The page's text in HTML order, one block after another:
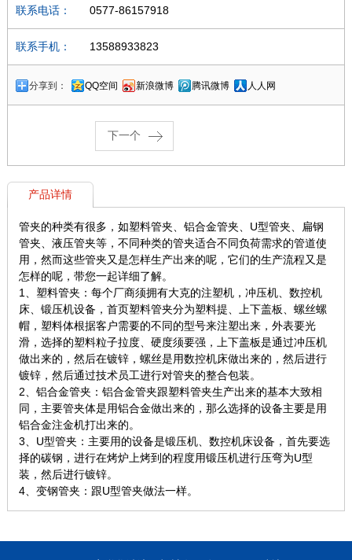
联系电话： 0577-86157918
联系手机： 13588933823
分享到： QQ空间 新浪微博 腾讯微博 人人网
下一个
产品详情
管夹的种类有很多，如塑料管夹、铝合金管夹、U型管夹、扁钢
管夹、液压管夹等，不同种类的管夹适合不同负荷需求的管道使
用，然而这些管夹又是怎样生产出来的呢，它们的生产流程又是
怎样的呢，带您一起详细了解。
1、塑料管夹：每个厂商须拥有大克的注塑机，冲压机、数控机
床、锻压机设备，首页塑料管夹分为塑料提、上下盖板、螺丝螺
帽，塑料体根据客户需要的不同的型号来注塑出来，外表要光
滑，选择的塑料粒子拉度、硬度须要强，上下盖板是通过冲压机
做出来的，然后在镀锌，螺丝是用数控机床做出来的，然后进行
镀锌，然后通过技术员工进行对管夹的整合包装。
2、铝合金管夹：铝合金管夹跟塑料管夹生产出来的基本大致相
同，主要管夹体是用铝合金做出来的，那么选择的设备主要是用
铝合金注金机打出来的。
3、U型管夹：主要用的设备是锻压机、数控机床设备，首先要选
择的碳钢，进行在烤炉上烤到的程度用锻压机进行压弯为U型
装，然后进行镀锌。
4、变钢管夹：跟U型管夹做法一样。